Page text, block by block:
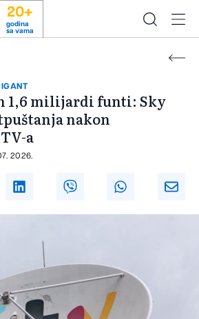
20+
godina
sa vama
1,6 milijardi funti: Sky
nakon
a
2026.